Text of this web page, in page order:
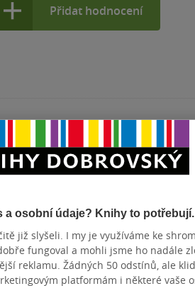
Přidat hodnocení
a osobní údaje? Knihy to potřebují.
již slyšeli. I my je využíváme ke
fungoval a mohli jsme ho nadále
reklamu. Žádných 50 odstínů, ale
platformám i některé vaše